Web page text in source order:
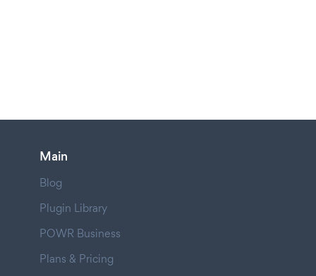
Main
Blog
Plugin Library
POWR Business
Plans & Pricing